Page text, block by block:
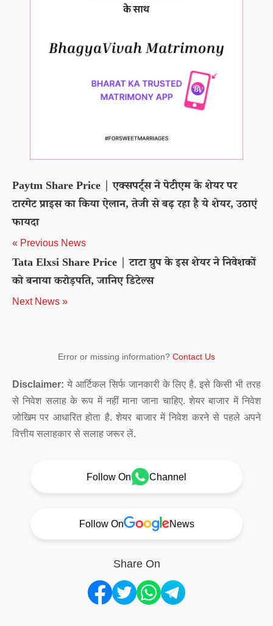
Paytm Share Price | एक्सपर्ट्स ने पेटीएम के शेयर पर
टारगेट प्राइस का किया ऐलान, तेजी से बढ़ रहा है ये शेयर, उठाएं
फायदा
« Previous News
Tata Elxsi Share Price | टाटा ग्रुप के इस शेयर ने निवेशकों
को बनाया करोड़पति, जानिए डिटेल्स
Next News »
Error or missing information? Contact Us
Disclaimer: ये आर्टिकल सिर्फ जानकारी के लिए है. इसे किसी भी तरह
से निवेश सलाह के रूप में नहीं माना जाना चाहिए. शेयर बाजार में निवेश
जोखिम पर आधारित होता है. शेयर बाजार में निवेश करने से पहले अपने
वित्तीय सलाहकार से सलाह जरूर लें.
Follow On Channel
Follow On News
Share On